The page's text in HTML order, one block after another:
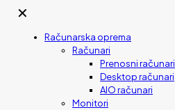
✕
Računarska oprema
Računari
Prenosni računari
Desktop računari
AIO računari
Monitori